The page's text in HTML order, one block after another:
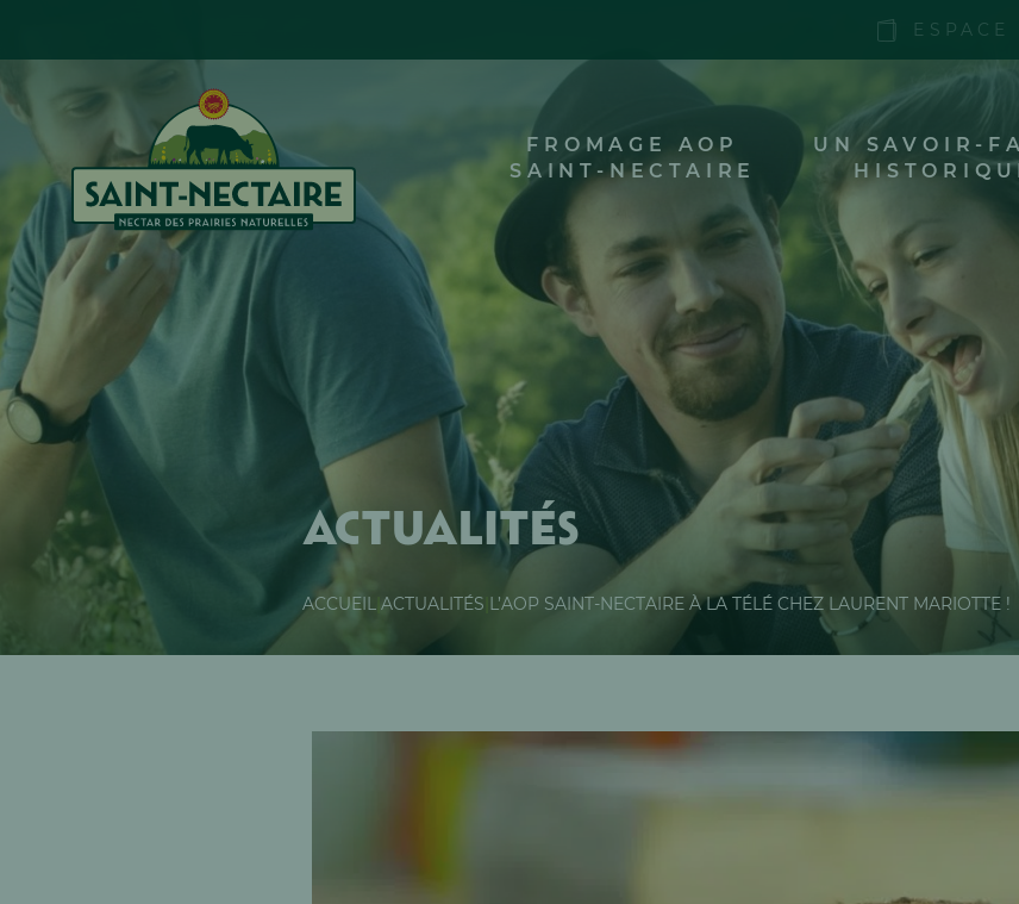
ESPACE
FROMAGE AOP
SAINT-NECTAIRE
UN SAVOIR-
Actualités
ACCUEIL| ACTUALITÉS L’AOP SAINT-NECTAIRE À LA TÉLÉ CHEZ LAURENT MARIOTTE !